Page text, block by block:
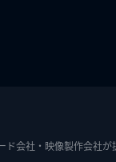
ド会社・映像製作会社